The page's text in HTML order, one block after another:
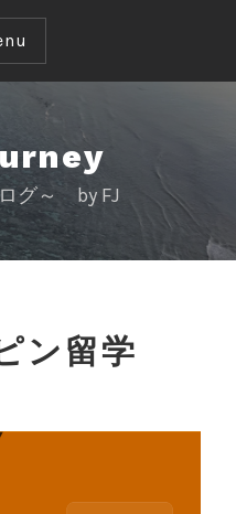
グ～ by FJ
ン留学